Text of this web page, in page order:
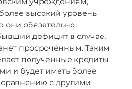
высокий уровень
они обязательно
дефицит в случае,
просроченным. Таким
полученные кредиты
и будет иметь более
с другими